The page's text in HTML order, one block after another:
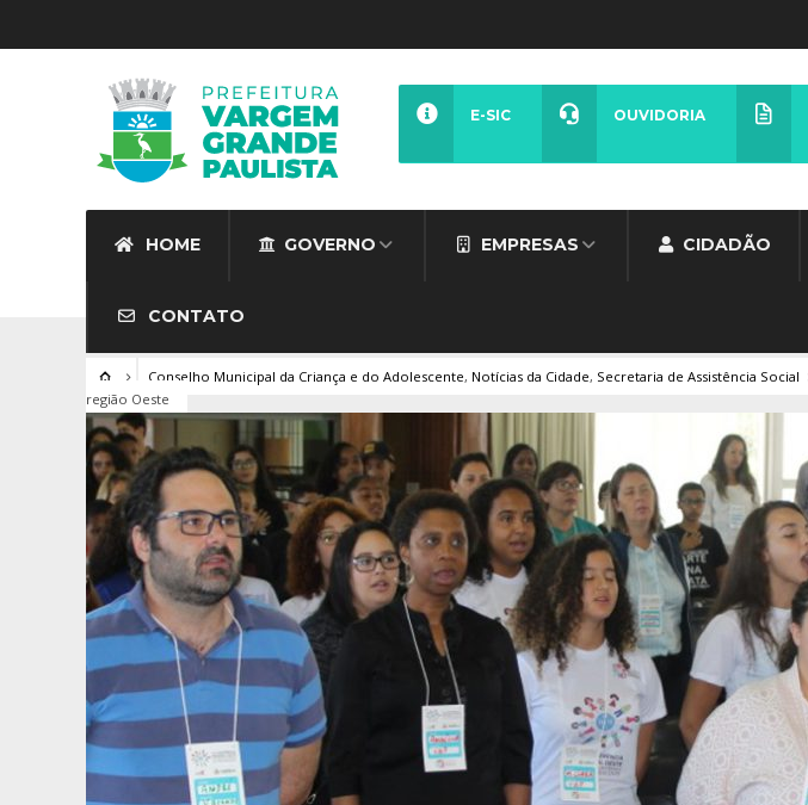
HOME GOVERNO EMPRESAS CIDADÃO
CONTATO
E-SIC OUVIDORIA
Conselho Municipal da Criança e do Adolescente, Notícias da Cidade, Secretaria de Assistência Social
região Oeste